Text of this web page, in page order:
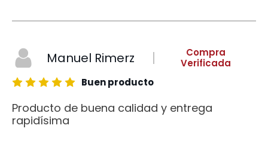
Manuel Rimerz
Compra
Verificada
Buen producto
Producto de buena calidad y entrega
rapidísima